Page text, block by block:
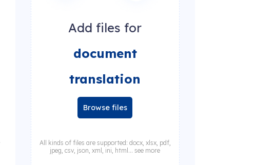
Add files for
document
translation
Browse files
All kinds of files are supported: docx, xlsx, pdf,
jpeg, csv, json, xml, ini, html... see more